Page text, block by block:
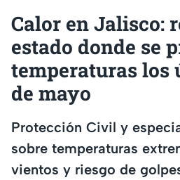
Calor en Jalisco:
estado donde se
temperaturas los
de mayo
Protección Civil y
sobre temperaturas
vientos y riesgo de